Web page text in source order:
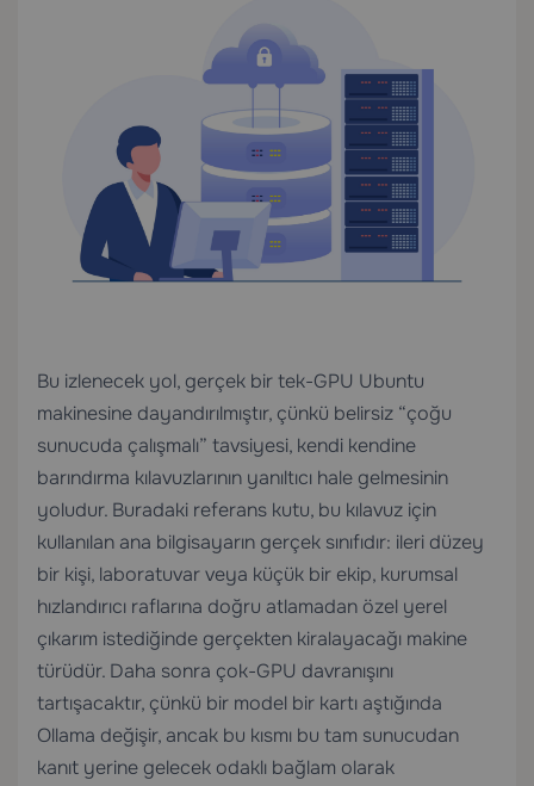
Bu izlenecek yol, gerçek bir tek-GPU Ubuntu
makinesine dayandırılmıştır, çünkü belirsiz “çoğu
sunucuda çalışmalı” tavsiyesi, kendi kendine
barındırma kılavuzlarının yanıltıcı hale gelmesinin
yoludur. Buradaki referans kutu, bu kılavuz için
kullanılan ana bilgisayarın gerçek sınıfıdır: ileri düzey
bir kişi, laboratuvar veya küçük bir ekip, kurumsal
hızlandırıcı raflarına doğru atlamadan özel yerel
çıkarım istediğinde gerçekten kiralayacağı makine
türüdür. Daha sonra çok-GPU davranışını
tartışacaktır, çünkü bir model bir kartı aştığında
Ollama değişir, ancak bu kısmı bu tam sunucudan
kanıt yerine gelecek odaklı bağlam olarak